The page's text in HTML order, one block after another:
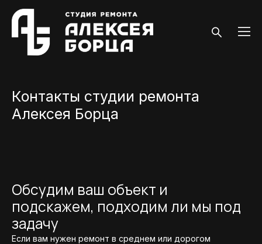
Контакты студии ремонта
Алексея Борца
Обсудим ваш объект и
подскажем, подходим ли мы под
задачу
Если вам нужен ремонт в среднем или дорогом